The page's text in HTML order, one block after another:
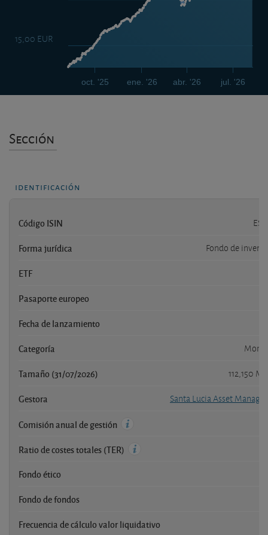
ene. '26 jul. '26
oct. '25 abr. '26
15,00 EUR
Sección
identificación
Código ISIN
Forma jurídica Fondo de
ETF
Pasaporte europeo
Fecha de lanzamiento
Categoría
Tamaño (31/07/2026) 112,150
Gestora Santa Lucia Asset
Comisión anual de gestión
Ratio de costes totales (TER)
Fondo ético
Fondo de fondos
Frecuencia de cálculo valor liquidativo